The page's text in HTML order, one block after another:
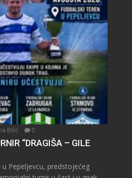
Bilić 0
“DRAGIŠA – GILE
Pepeljevcu, predstojećeg